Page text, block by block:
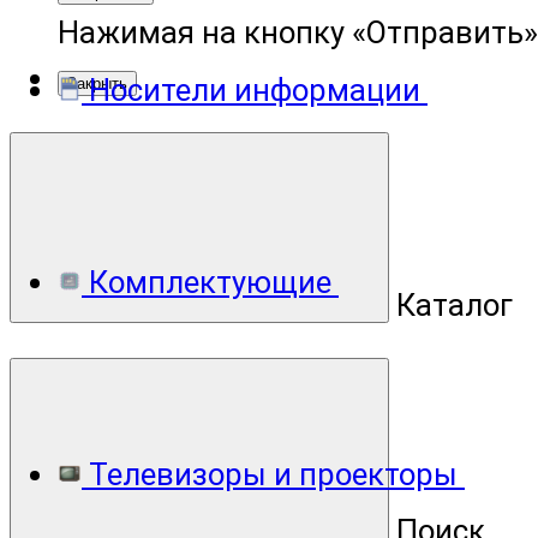
Нажимая на кнопку
Закрыть
Каталог
Носители информации
Комплектующие
Телевизоры и проекторы